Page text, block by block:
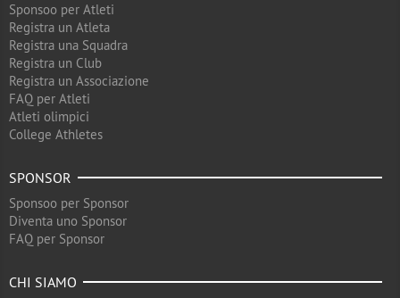
Sponsoo per Atleti
Registra un Atleta
Registra una Squadra
Registra un Club
Registra un Associazione
FAQ per Atleti
Atleti olimpici
College Athletes
SPONSOR
Sponsoo per Sponsor
Diventa uno Sponsor
FAQ per Sponsor
CHI SIAMO